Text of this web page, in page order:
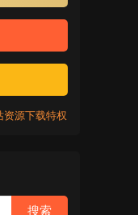
资源下载特权